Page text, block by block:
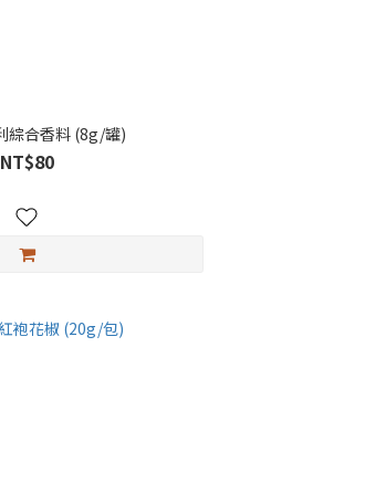
味旅 義大利綜合香料 (8g/罐)
NT$80